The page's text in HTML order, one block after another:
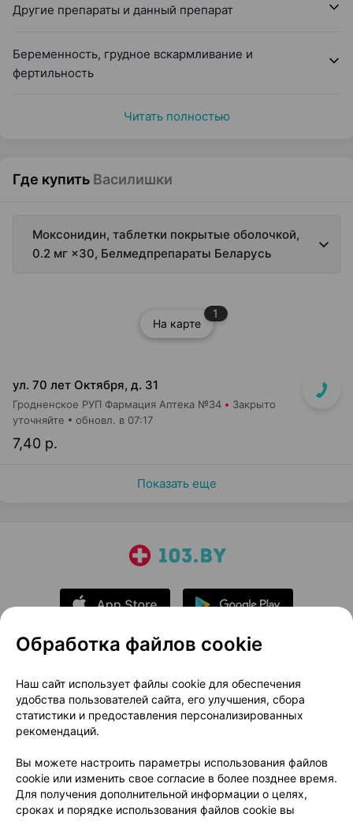
Другие препараты и данный препарат
Беременность, грудное вскармливание и
фертильность
Читать полностью
Где купить Василишки
Моксонидин, таблетки покрытые оболочкой,
0.2 мг ×30, Белмедпрепараты Беларусь
На карте
1
ул. 70 лет Октября, д. 31
Гродненское РУП Фармация Аптека №34 Закрыто
7,40 р.
уточняйте обновл. в 07:17
Показать еще
О проекте
Новости проекта
Размещение рекламы
Медицинский маркетинг
Публичный договор
Доставка
Способы оплаты
Вакансии
Партнеры
Написать руководителю 103.by
Написать в поддержку
Обработка файлов cookie
Наш сайт использует файлы cookie для обеспечения
удобства пользователей сайта, его улучшения, сбора
статистики и предоставления персонализированных
рекомендаций.
Вы можете настроить параметры использования файлов
cookie или изменить свое согласие в более позднее время.
Для получения дополнительной информации о целях,
сроках и порядке использования файлов cookie вы